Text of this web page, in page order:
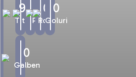
90'
Titular
1
Pase
0
Rosu
0
Goluri
0
Galben